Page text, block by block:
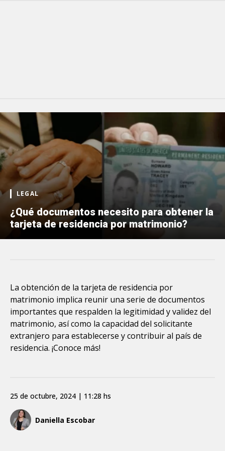
LEGAL
¿Qué documentos necesito para obtener la
tarjeta de residencia por matrimonio?
La obtención de la tarjeta de residencia por
matrimonio implica reunir una serie de documentos
importantes que respalden la legitimidad y validez del
matrimonio, así como la capacidad del solicitante
extranjero para establecerse y contribuir al país de
residencia. ¡Conoce más!
Daniella Escobar
25 de octubre, 2024 | 11:28 hs